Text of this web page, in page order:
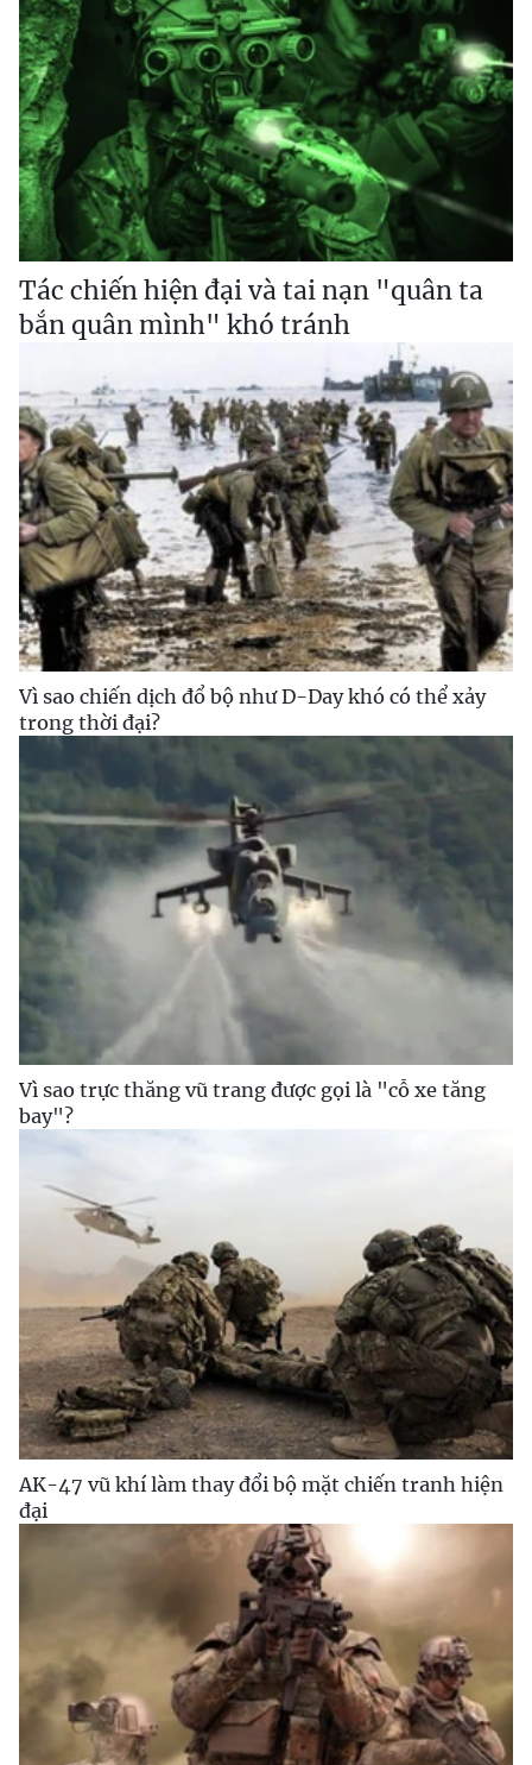
Tác chiến hiện đại và tai nạn "quân ta
bắn quân mình" khó tránh
Vì sao chiến dịch đổ bộ như D-Day khó có thể xảy
trong thời đại?
Vì sao trực thăng vũ trang được gọi là "cỗ xe tăng
bay"?
AK-47 vũ khí làm thay đổi bộ mặt chiến tranh hiện
đại